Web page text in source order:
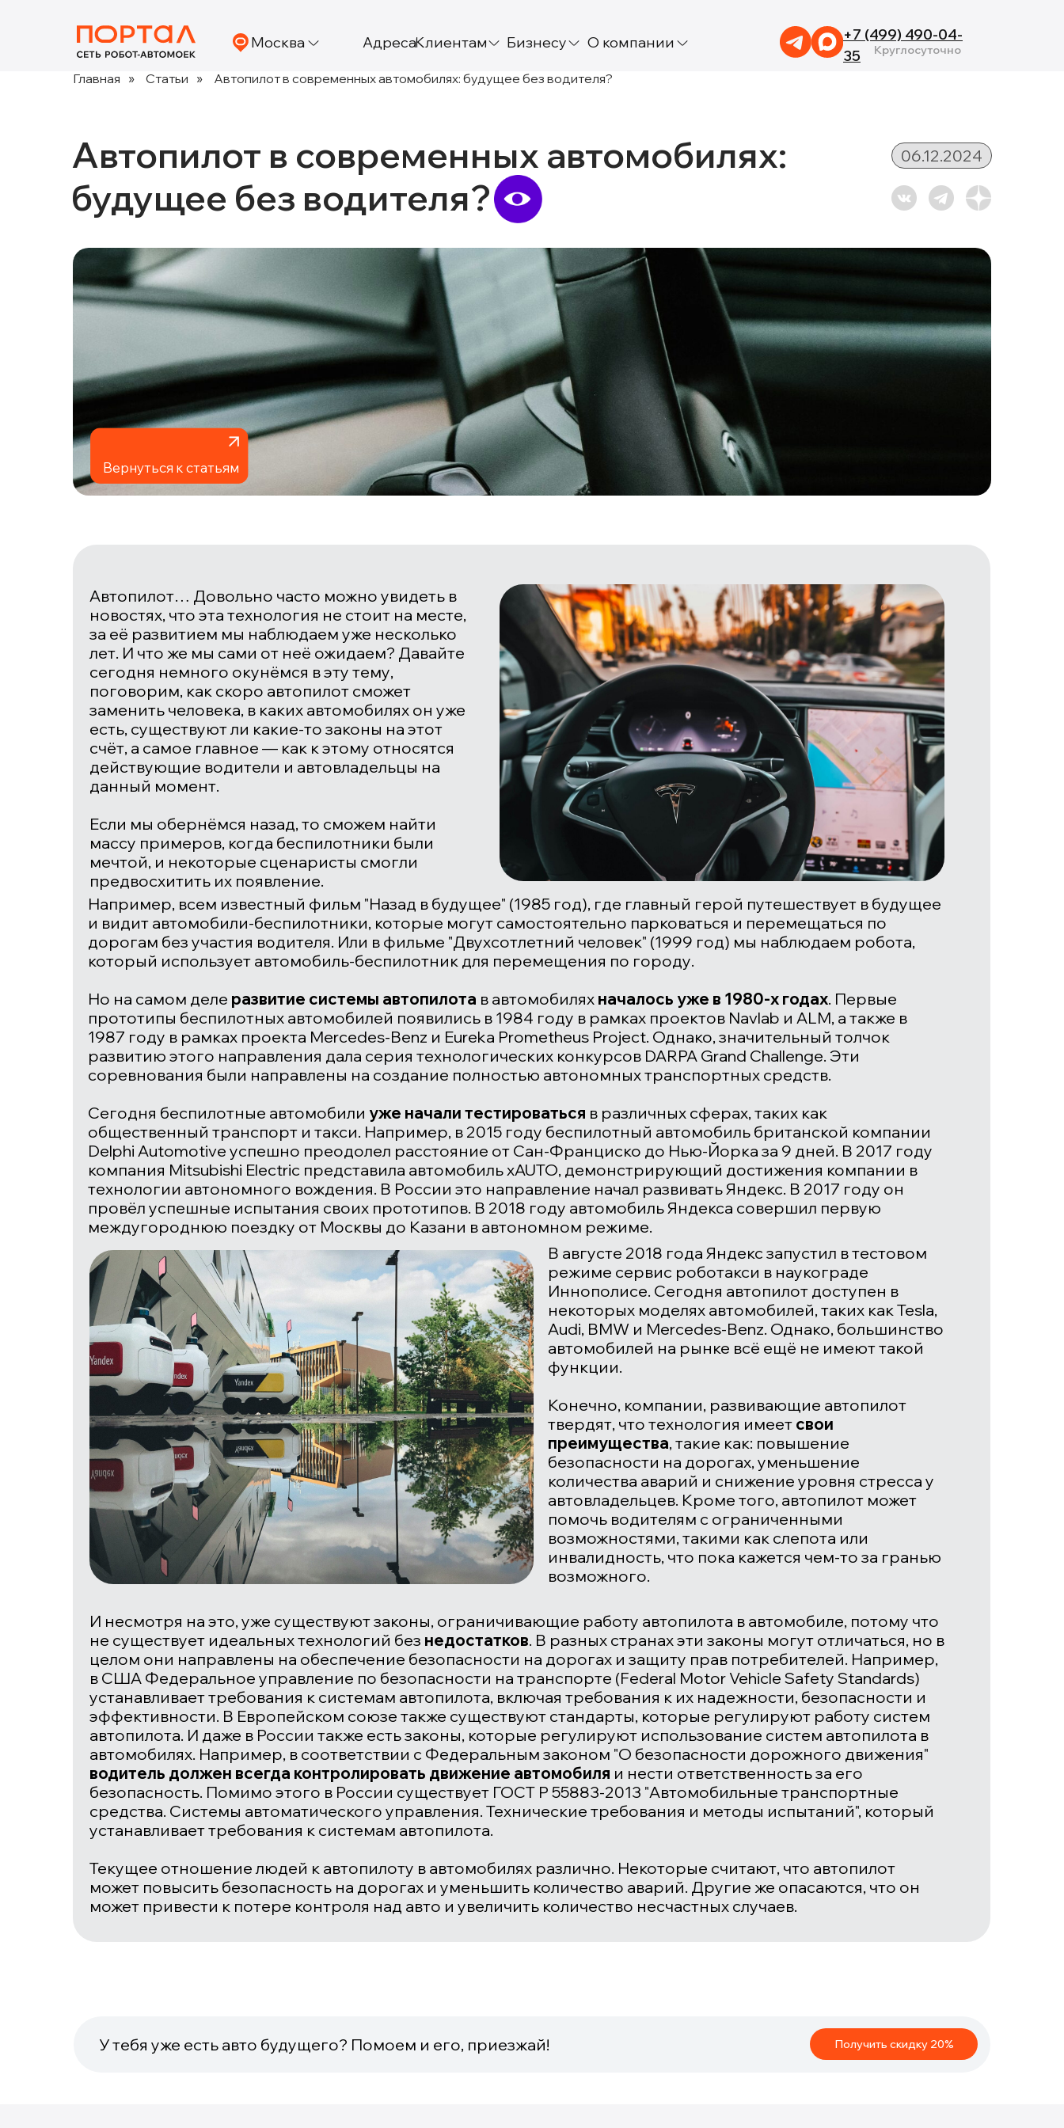
Москва АдресаКлиентам Бизнесу О компании Круглосуточно
+7 (499) 490-04-
35
Главная » Статьи » Автопилот в современных автомобилях: будущее без водителя?
Автопилот в современных автомобилях:
будущее без водителя?
06.12.2024
Вернуться к статьям
Автопилот… Довольно часто можно увидеть в
новостях, что эта технология не стоит на месте,
за её развитием мы наблюдаем уже несколько
лет. И что же мы сами от неё ожидаем? Давайте
сегодня немного окунёмся в эту тему,
поговорим, как скоро автопилот сможет
заменить человека, в каких автомобилях он уже
есть, существуют ли какие-то законы на этот
счёт, а самое главное — как к этому относятся
действующие водители и автовладельцы на
данный момент.
Если мы обернёмся назад, то сможем найти
массу примеров, когда беспилотники были
мечтой, и некоторые сценаристы смогли
предвосхитить их появление.
В августе 2018 года Яндекс запустил в тестовом
режиме сервис роботакси в наукограде
Иннополисе. Сегодня автопилот доступен в
некоторых моделях автомобилей, таких какTesla,
Audi, BMW и Mercedes-Benz. Однако, большинство
автомобилей на рынке всё ещё не имеют такой
функции.
Конечно, компании, развивающие автопилот
твердят, что технология имеет свои
преимущества, такие как: повышение
безопасности на дорогах, уменьшение
количества аварий и снижение уровня стресса у
автовладельцев. Кроме того, автопилот может
помочь водителям с ограниченными
возможностями, такими как слепота или
инвалидность, что пока кажется чем-то за гранью
возможного.
И несмотря на это, уже существуют законы, ограничивающие работу автопилота в автомобиле, потому что
не существует идеальных технологий без недостатков. В разных странах эти законы могут отличаться, но в
целом они направлены на обеспечение безопасности на дорогах и защиту прав потребителей. Например,
в США Федеральное управление по безопасности на транспорте (Federal Motor Vehicle Safety Standards)
устанавливает требования к системам автопилота, включая требования к их надежности, безопасности и
эффективности. В Европейском союзе также существуют стандарты, которые регулируют работу систем
автопилота. И даже в России также есть законы, которые регулируют использование систем автопилота в
автомобилях. Например, в соответствии с Федеральным законом "О безопасности дорожного движения"
водитель должен всегда контролировать движение автомобиля и нести ответственность за его
безопасность. Помимо этого в России существует ГОСТ Р 55883-2013 "Автомобильные транспортные
средства. Системы автоматического управления. Технические требования и методы испытаний", который
устанавливает требования к системам автопилота.
Текущее отношение людей к автопилоту в автомобилях различно. Некоторые считают, что автопилот
может повысить безопасность на дорогах и уменьшить количество аварий. Другие же опасаются, что он
может привести к потере контроля над авто и увеличить количество несчастных случаев.
Например, всем известный фильм "Назад в будущее" (1985 год), где главный герой путешествует в будущее
и видит автомобили-беспилотники, которые могут самостоятельно парковаться и перемещаться по
дорогам без участия водителя. Или в фильме "Двухсотлетний человек" (1999 год) мы наблюдаем робота,
который использует автомобиль-беспилотник для перемещения по городу.
Но на самом деле развитие системы автопилота в автомобилях началось уже в 1980-х годах. Первые
прототипы беспилотных автомобилей появились в 1984 году в рамках проектов Navlab и ALМ, а также в
1987 году в рамках проекта Mercedes-Benz и Eureka Prometheus Project. Однако, значительный толчок
развитию этого направления дала серия технологических конкурсов DARPA Grand Challenge. Эти
соревнования были направлены на создание полностью автономных транспортных средств.
Сегодня беспилотные автомобили уже начали тестироваться в различных сферах, таких как
общественный транспорт и такси. Например, в 2015 году беспилотный автомобиль британской компании
Delphi Automotive успешно преодолел расстояние от Сан-Франциско до Нью-Йорка за 9 дней. В 2017 году
компания Mitsubishi Electric представила автомобильxAUTO, демонстрирующий достижения компании в
технологии автономного вождения. В России это направление начал развиватьЯндекс. В 2017 году он
провёл успешные испытания своих прототипов. В 2018 году автомобиль Яндекса совершил первую
междугороднюю поездку от Москвы до Казани в автономном режиме.
У тебя уже есть авто будущего? Помоем и его, приезжай! Получить скидку 20%